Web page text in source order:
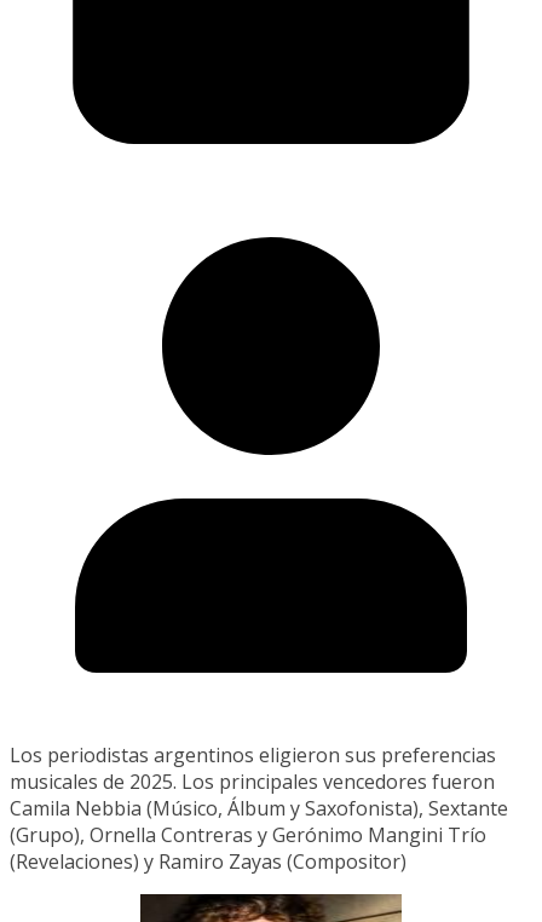
Los periodistas argentinos eligieron sus preferencias
musicales de 2025. Los principales vencedores fueron
Camila Nebbia (Músico, Álbum y Saxofonista), Sextante
(Grupo), Ornella Contreras y Gerónimo Mangini Trío
(Revelaciones) y Ramiro Zayas (Compositor)